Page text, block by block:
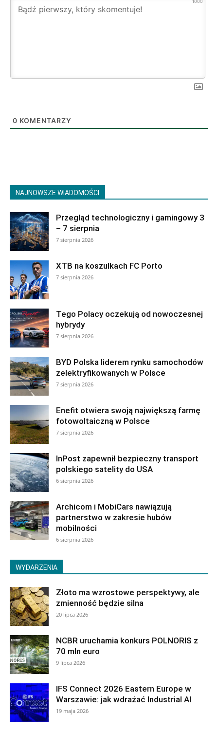
1000
0 KOMENTARZY
NAJNOWSZE WIADOMOŚCI
Przegląd technologiczny i gamingowy 3
– 7 sierpnia
7 sierpnia 2026
XTB na koszulkach FC Porto
7 sierpnia 2026
Tego Polacy oczekują od nowoczesnej
hybrydy
7 sierpnia 2026
BYD Polska liderem rynku samochodów
zelektryfikowanych w Polsce
7 sierpnia 2026
Enefit otwiera swoją największą farmę
fotowoltaiczną w Polsce
7 sierpnia 2026
InPost zapewnił bezpieczny transport
polskiego satelity do USA
6 sierpnia 2026
Archicom i MobiCars nawiązują
partnerstwo w zakresie hubów
mobilności
6 sierpnia 2026
WYDARZENIA
Złoto ma wzrostowe perspektywy, ale
zmienność będzie silna
20 lipca 2026
NCBR uruchamia konkurs POLNORIS z
70 mln euro
9 lipca 2026
IFS Connect 2026 Eastern Europe w
Warszawie: jak wdrażać Industrial AI
19 maja 2026